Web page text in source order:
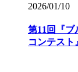
2026/01/10
第11回『ブ
コンテスト